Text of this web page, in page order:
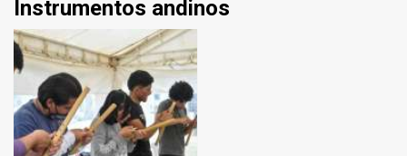
Instrumentos andinos